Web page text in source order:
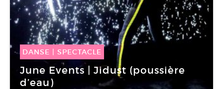
DANSE | SPECTACLE
16 Juin -16 Juin 2018
June Events | Jidust (poussière
d’eau)